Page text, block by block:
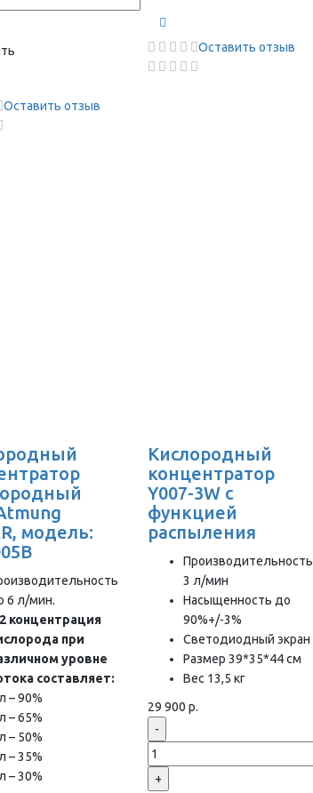
Оставить отзыв
Оставить отзыв
модель:
6 л/мин.
концентрация
при
уровне
составляет:
– 90%
– 65%
– 50%
– 35%
– 30%
Кислородный
концентратор
Y007-3W с
функцией
распыления
Производительность
3 л/мин
Насыщенность до
90%+/-3%
Светодиодный экран
Размер 39*35*44 см
Вес 13,5 кг
29 900 р.
-
+